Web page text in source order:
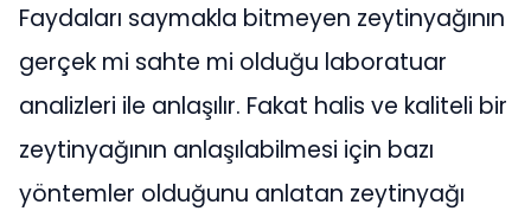
Faydaları saymakla bitmeyen zeytinyağının
gerçek mi sahte mi olduğu laboratuar
analizleri ile anlaşılır. Fakat halis ve kaliteli bir
zeytinyağının anlaşılabilmesi için bazı
yöntemler olduğunu anlatan zeytinyağı